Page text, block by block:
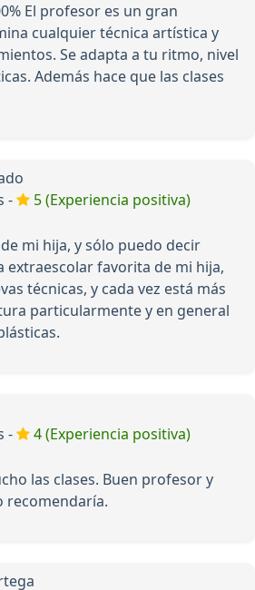
El profesor es un gran
cualquier técnica artística y
Se adapta a tu ritmo, nivel
Además hace que las clases
-
5 (Experiencia positiva)
mi hija, y sólo puedo decir
extraescolar favorita de mi hija,
técnicas, y cada vez está más
particularmente y en general
-
4 (Experiencia positiva)
las clases. Buen profesor y
recomendaría.